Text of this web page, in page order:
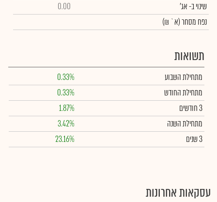
שינויב- אג'
0.00
נפח מסחר(א` ₪)
תשואות
מתחילת השבוע
0.33%
מתחילת החודש
0.33%
3 חודשים
1.87%
מתחילת השנה
3.42%
3 שנים
23.16%
עסקאות אחרונות